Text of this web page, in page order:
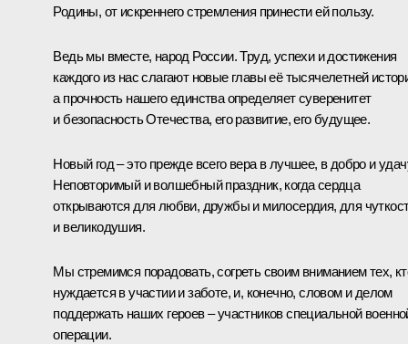
Родины, от искреннего стремления принести ей пользу.
Ведь мы вместе, народ России. Труд, успехи и достижения
каждого из нас слагают новые главы её тысячелетней
а прочность нашего единства определяет суверенитет
и безопасность Отечества, его развитие, его будущее.
Новый год – это прежде всего вера в лучшее, в добро и
Неповторимый и волшебный праздник, когда сердца
открываются для любви, дружбы и милосердия, для
и великодушия.
Мы стремимся порадовать, согреть своим вниманием тех,
нуждается в участии и заботе, и, конечно, словом и делом
поддержать наших героев – участников специальной
операции.